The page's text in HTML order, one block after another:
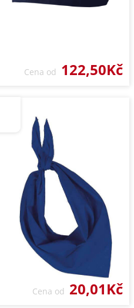
Cena od 122,50Kč
Cena od 20,01Kč